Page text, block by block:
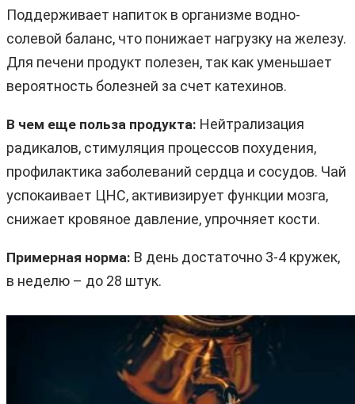
Поддерживает напиток в организме водно-
солевой баланс, что понижает нагрузку на железу.
Для печени продукт полезен, так как уменьшает
вероятность болезней за счет катехинов.
В чем еще польза продукта: Нейтрализация
радикалов, стимуляция процессов похудения,
профилактика заболеваний сердца и сосудов. Чай
успокаивает ЦНС, активизирует функции мозга,
снижает кровяное давление, упрочняет кости.
Примерная норма: В день достаточно 3-4 кружек,
в неделю – до 28 штук.